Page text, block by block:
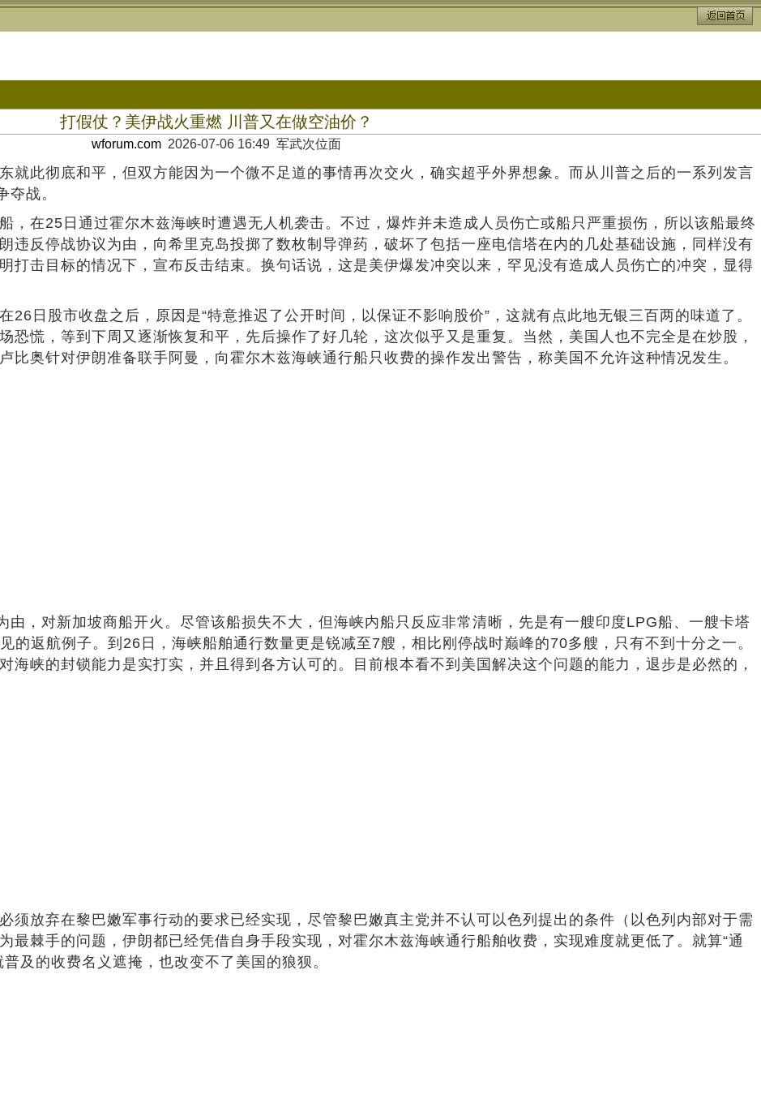
打假仗？美伊战火重燃 川普又在做空油价？
wforum.com 2026-07-06 16:49 军武次位面
就此彻底和平，但双方能因为一个微不足道的事情再次交火，确实超乎外界想象。而从川普之后的一系列发言
夺战。
，在25日通过霍尔木兹海峡时遭遇无人机袭击。不过，爆炸并未造成人员伤亡或船只严重损伤，所以该船最终
违反停战协议为由，向希里克岛投掷了数枚制导弹药，破坏了包括一座电信塔在内的几处基础设施，同样没有
打击目标的情况下，宣布反击结束。换句话说，这是美伊爆发冲突以来，罕见没有造成人员伤亡的冲突，显得
26日股市收盘之后，原因是“特意推迟了公开时间，以保证不影响股价”，这就有点此地无银三百两的味道了。
恐慌，等到下周又逐渐恢复和平，先后操作了好几轮，这次似乎又是重复。当然，美国人也不完全是在炒股，
比奥针对伊朗准备联手阿曼，向霍尔木兹海峡通行船只收费的操作发出警告，称美国不允许这种情况发生。
由，对新加坡商船开火。尽管该船损失不大，但海峡内船只反应非常清晰，先是有一艘印度LPG船、一艘卡塔
的返航例子。到26日，海峡船舶通行数量更是锐减至7艘，相比刚停战时巅峰的70多艘，只有不到十分之一。
海峡的封锁能力是实打实，并且得到各方认可的。目前根本看不到美国解决这个问题的能力，退步是必然的，
须放弃在黎巴嫩军事行动的要求已经实现，尽管黎巴嫩真主党并不认可以色列提出的条件（以色列内部对于需
最棘手的问题，伊朗都已经凭借自身手段实现，对霍尔木兹海峡通行船舶收费，实现难度就更低了。就算“通
及的收费名义遮掩，也改变不了美国的狼狈。